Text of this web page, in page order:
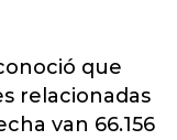
que
relacionadas
van 66.156